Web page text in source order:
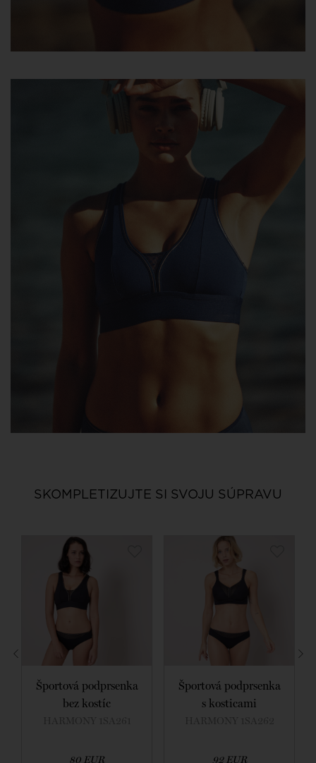
SKOMPLETIZUJTE SI SVOJU SÚPRAVU
Športová podprsenka
bez kostíc
80 EUR
Športová podprsenka
s kosticami
92 EUR